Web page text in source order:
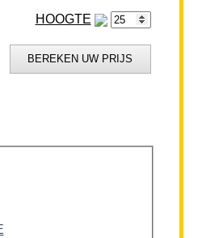
HOOGTE